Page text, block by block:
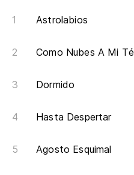
Astrolabios
Como Nubes A Mi Té
Dormido
Hasta Despertar
Agosto Esquimal